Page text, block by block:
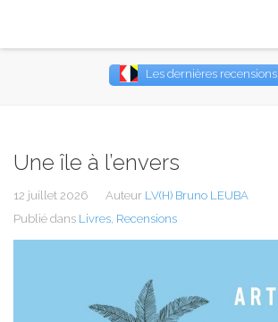
Les dernières recensions
Une île à l’envers
12 juillet 2026 Auteur LV(H) Bruno LEUBA
Publié dans Livres Recensions
Remember Me